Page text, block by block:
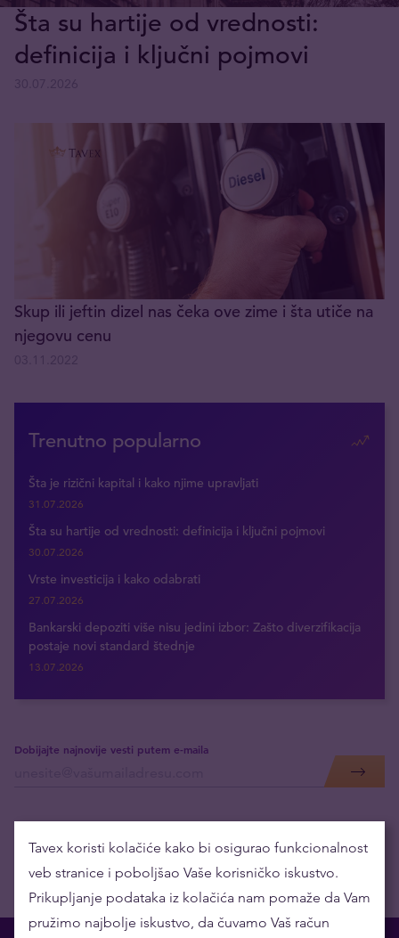
Šta su hartije od vrednosti:
definicija i ključni pojmovi
Skup ili jeftin dizel nas čeka ove zime i šta utiče na
njegovu cenu
Trenutno popularno
Šta je rizični kapital i kako njime upravljati
31.07.2026
Šta su hartije od vrednosti: definicija i ključni pojmovi
30.07.2026
Vrste investicija i kako odabrati
27.07.2026
Bankarski depoziti više nisu jedini izbor: Zašto diverzifikacija
postaje novi standard štednje
13.07.2026
Dobijajte najnovije vesti putem e-maila
Tavex koristi kolačiće kako bi osigurao funkcionalnost
veb stranice i poboljšao Vaše korisničko iskustvo.
Prikupljanje podataka iz kolačića nam pomaže da Vam
pružimo najbolje iskustvo, da čuvamo Vaš račun